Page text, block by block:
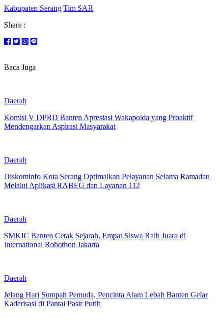
Kabupaten Serang Tim SAR
Share :
Baca Juga
Daerah
Komisi V DPRD Banten Apresiasi Wakapolda yang Proaktif
Mendengarkan Aspirasi Masyarakat
Daerah
Diskominfo Kota Serang Optimalkan Pelayanan Selama Ramadan
Melalui Aplikasi RABEG dan Layanan 112
Daerah
SMKIC Banten Cetak Sejarah, Empat Siswa Raih Juara di
International Robothon Jakarta
Daerah
Jelang Hari Sumpah Pemuda, Pencinta Alam Lebah Banten Gelar
Kaderisasi di Pantai Pasir Putih